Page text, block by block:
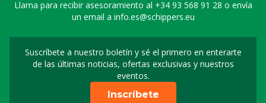
Llama para recibir asesoramiento al +34 93 568 91 28 o envía
un email a info.es@schippers.eu
Suscríbete a nuestro boletín y sé el primero en enterarte
de las últimas noticias, ofertas exclusivas y nuestros
eventos.
Suscripción a nuestro
Inscríbete